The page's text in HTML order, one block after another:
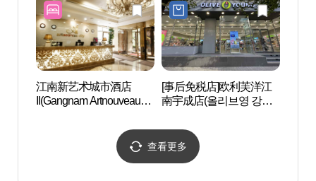
江南新艺术城市酒店
II(Gangnam Artnouveau
[事后免税店]欧利芙洋江
南宇成店(올리브영 강남
查看更多